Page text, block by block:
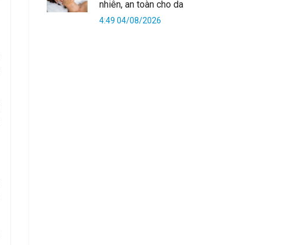
nhiên, an toàn cho da
4:49 04/08/2026